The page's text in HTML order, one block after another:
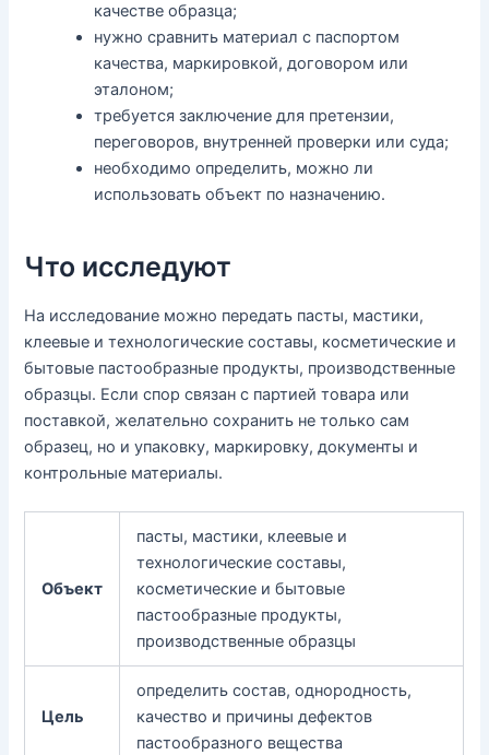
качестве образца;
нужно сравнить материал с паспортом
качества, маркировкой, договором или
эталоном;
требуется заключение для претензии,
переговоров, внутренней проверки или суда;
необходимо определить, можно ли
использовать объект по назначению.
Что исследуют
На исследование можно передать пасты, мастики,
клеевые и технологические составы, косметические и
бытовые пастообразные продукты, производственные
образцы. Если спор связан с партией товара или
поставкой, желательно сохранить не только сам
образец, но и упаковку, маркировку, документы и
контрольные материалы.
Объект
пасты, мастики, клеевые и
технологические составы,
косметические и бытовые
пастообразные продукты,
производственные образцы
Цель
определить состав, однородность,
качество и причины дефектов
пастообразного вещества